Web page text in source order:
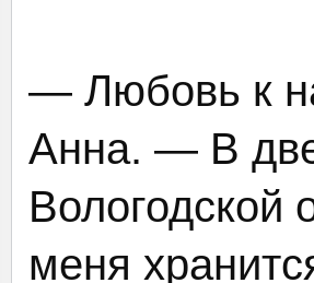
— Любовь к
Анна. — В
Вологодской
меня